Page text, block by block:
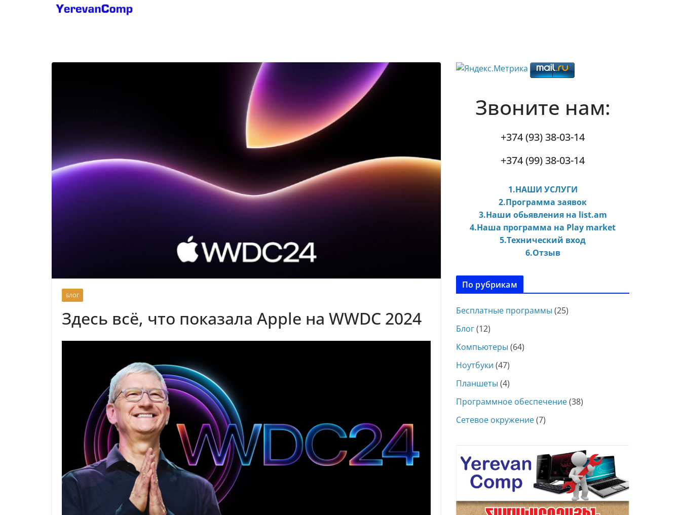
Ремонт ноутбуков и компьютеров
БЛОГ
Здесь всё, что показала Apple на WWDC 2024
Звоните нам:
+374 (93) 38-03-14
+374 (99) 38-03-14
1.НАШИ УСЛУГИ
2.Программа заявок
3.Наши обьявления на list.am
4.Наша программа на Play market
5.Технический вход
6.Отзыв
По рубрикам
Бесплатные программы (25)
Блог(12)
Компьютеры (64)
Ноутбуки (47)
Планшеты (4)
Программное обеспечение(38)
Сетевое окружение(7)